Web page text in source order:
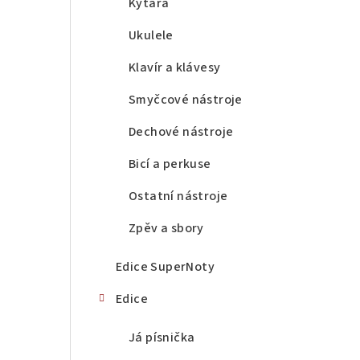
Ukulele
Klavír a klávesy
Smyčcové nástroje
Dechové nástroje
Bicí a perkuse
Ostatní nástroje
Zpěv a sbory
Edice SuperNoty
Edice
Já písnička